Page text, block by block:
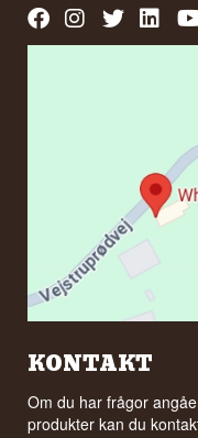
KONTAKT
Om du har frågor
produkter kan du